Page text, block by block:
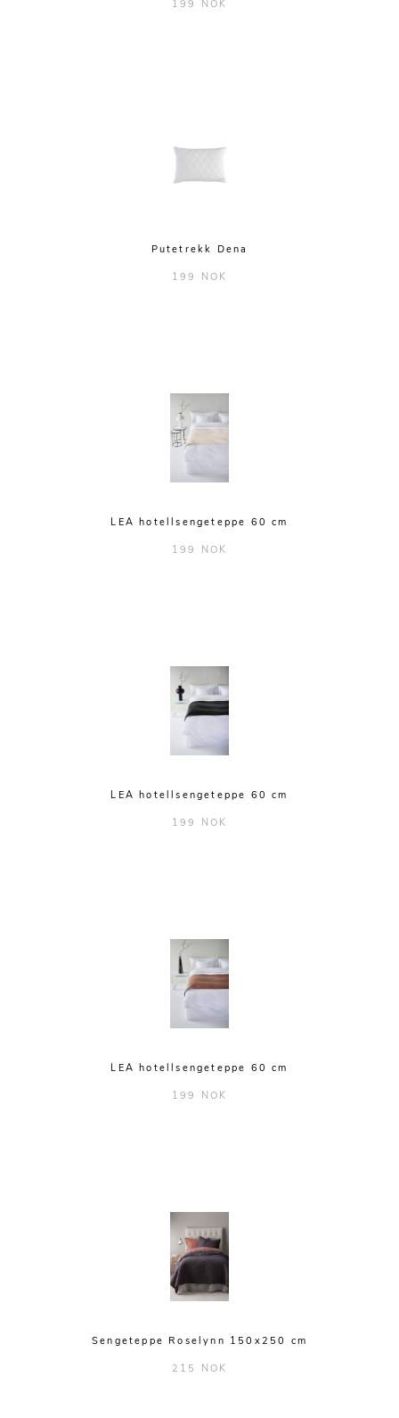
199 NOK
Putetrekk Dena
199 NOK
LEA hotellsengeteppe 60 cm
199 NOK
LEA hotellsengeteppe 60 cm
199 NOK
LEA hotellsengeteppe 60 cm
199 NOK
Sengeteppe Roselynn 150x250 cm
215 NOK